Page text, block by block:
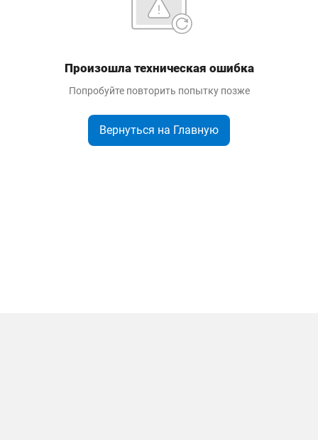
Произошла техническая ошибка
Попробуйте повторить попытку позже
Вернуться на Главную